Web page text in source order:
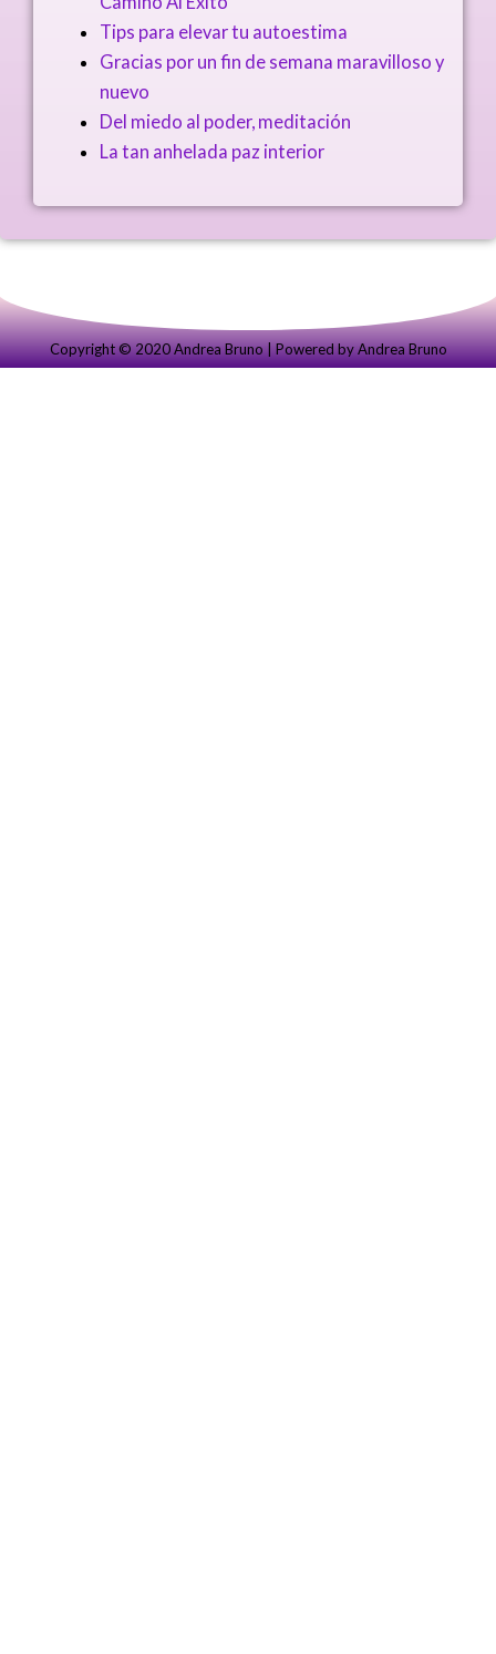
Tips para elevar tu autoestima
Gracias por un fin de semana maravilloso y
nuevo
Del miedo al poder, meditación
La tan anhelada paz interior
Copyright ©️ 2020 Andrea Bruno | Powered by Andrea Bruno